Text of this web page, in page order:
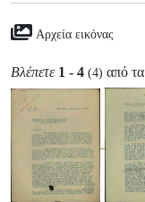
Αρχεία εικόνας
Βλέπετε 1 - 4 (4) από τα